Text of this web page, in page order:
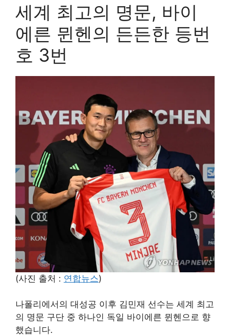
세계 최고의 명문, 바이
에른 뮌헨의 든든한 등번
호 3번
(사진 출처 : 연합뉴스)
나폴리에서의 대성공 이후 김민재 선수는 세계 최고
의 명문 구단 중 하나인 독일 바이에른 뮌헨으로 향
했습니다.